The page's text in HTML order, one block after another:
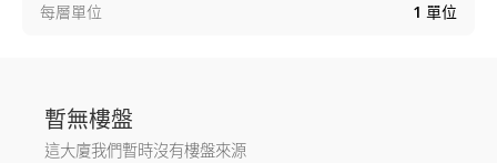
每層單位 1 單位
暫無樓盤
這大廈我們暫時沒有樓盤來源